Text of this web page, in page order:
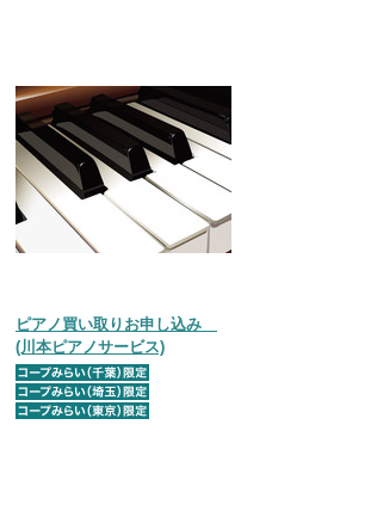
ピアノ買い取りお申し込み
(川本ピアノサービス)